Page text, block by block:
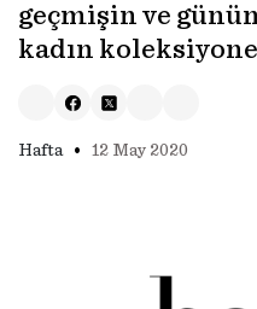
geçmişin ve
kadın
Hafta • 12 May 2020